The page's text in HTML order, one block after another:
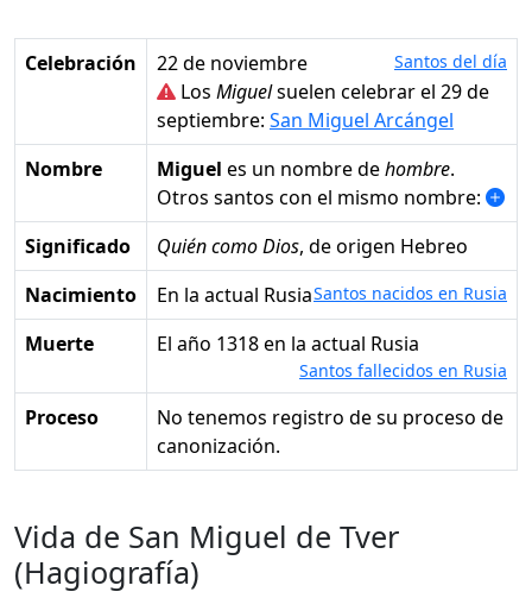
Celebración 22 de noviembre Santos del día
Los Miguelsuelen celebrar el 29 de
septiembre: San Miguel Arcángel
Nombre
Miguel es un nombre dehombre.
Otros santos con el mismo nombre:
Significado
Quién como Dios, de origen Hebreo
Nacimiento
en la actual RusiaSantos nacidos en Rusia
Muerte el año 1318 en la actual Rusia
Santos fallecidos en Rusia
Proceso
No tenemos registro de su proceso de
canonización.
Vida de San Miguel de Tver
(Hagiografía)